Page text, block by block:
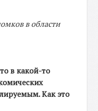
в области
в какой-то
Как это